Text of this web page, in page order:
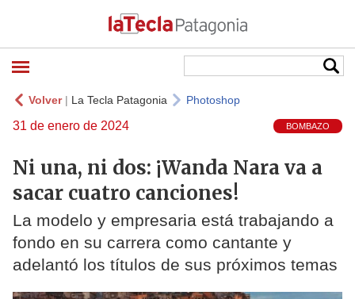
Volver| La Tecla Patagonia Photoshop
31 de enero de 2024 BOMBAZO
Ni una, ni dos: ¡Wanda Nara va a
sacar cuatro canciones!
La modelo y empresaria está trabajando a
fondo en su carrera como cantante y
adelantó los títulos de sus próximos temas